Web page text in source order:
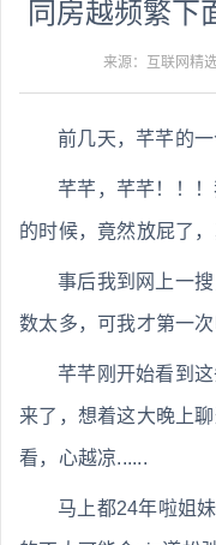
同房越频繁下
来源：互联网精
前几天，芊芊的
芊芊，芊芊！！
的时候，竟然放屁了，
事后我到网上一
数太多，可我才第一
芊芊刚开始看到
来了，想着这大晚上
看，心越凉......
马上都24年啦姐